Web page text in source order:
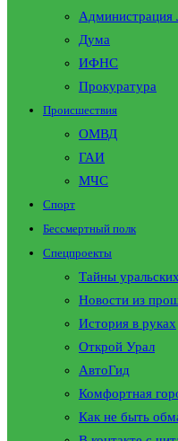
Администрация
Дума
ИФНС
Прокуратура
Происшествия
ОМВД
ГАИ
МЧС
Спорт
Бессмертный полк
Спецпроекты
Тайны
Новости из
История в руках
Открой Урал
АвтоГид
Комфортная
Как не быть